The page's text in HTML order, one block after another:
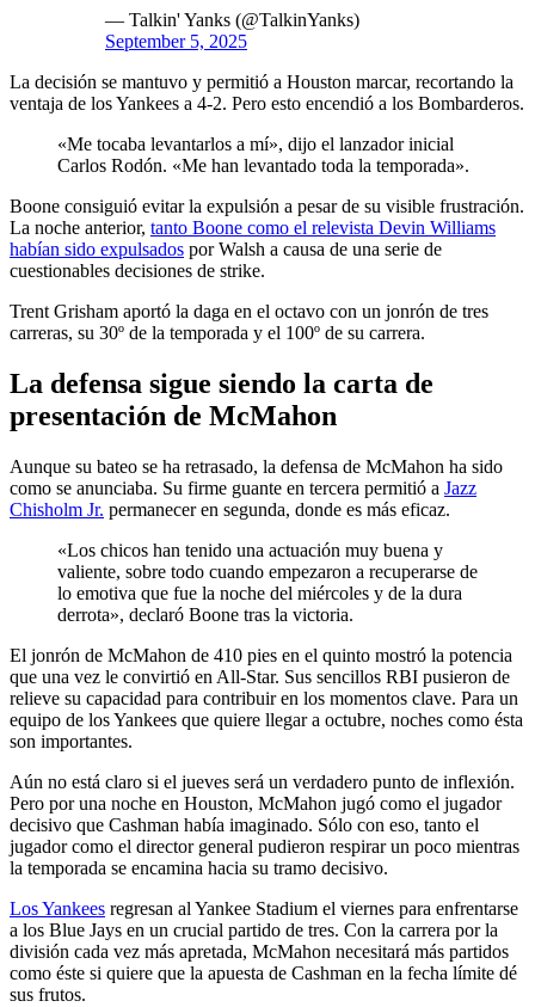
— Talkin' Yanks (@TalkinYanks)
September 5, 2025
La decisión se mantuvo y permitió a Houston marcar, recortando la
ventaja de los Yankees a 4-2. Pero esto encendió a los Bombarderos.
«Me tocaba levantarlos a mí», dijo el lanzador inicial
Carlos Rodón. «Me han levantado toda la temporada».
Boone consiguió evitar la expulsión a pesar de su visible frustración.
La noche anterior, tanto Boone como el relevista Devin Williams
habían sido expulsados por Walsh a causa de una serie de
cuestionables decisiones de strike.
Trent Grisham aportó la daga en el octavo con un jonrón de tres
carreras, su 30º de la temporada y el 100º de su carrera.
La defensa sigue siendo la carta de
presentación de McMahon
Aunque su bateo se ha retrasado, la defensa de McMahon ha sido
como se anunciaba. Su firme guante en tercera permitió a Jazz
Chisholm Jr. permanecer en segunda, donde es más eficaz.
«Los chicos han tenido una actuación muy buena y
valiente, sobre todo cuando empezaron a recuperarse de
lo emotiva que fue la noche del miércoles y de la dura
derrota», declaró Boone tras la victoria.
El jonrón de McMahon de 410 pies en el quinto mostró la potencia
que una vez le convirtió en All-Star. Sus sencillos RBI pusieron de
relieve su capacidad para contribuir en los momentos clave. Para un
equipo de los Yankees que quiere llegar a octubre, noches como ésta
son importantes.
Aún no está claro si el jueves será un verdadero punto de inflexión.
Pero por una noche en Houston, McMahon jugó como el jugador
decisivo que Cashman había imaginado. Sólo con eso, tanto el
jugador como el director general pudieron respirar un poco mientras
la temporada se encamina hacia su tramo decisivo.
Los Yankees regresan al Yankee Stadium el viernes para enfrentarse
a los Blue Jays en un crucial partido de tres. Con la carrera por la
división cada vez más apretada, McMahon necesitará más partidos
como éste si quiere que la apuesta de Cashman en la fecha límite dé
sus frutos.